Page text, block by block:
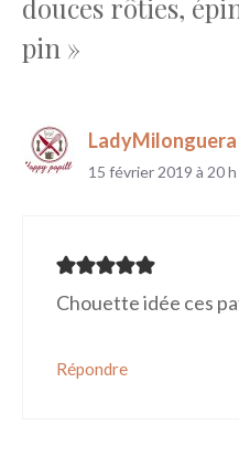
douces rôties,
pin »
LadyMilonguera
15 février 2019 à 20 h
Chouette idée ces
Répondre